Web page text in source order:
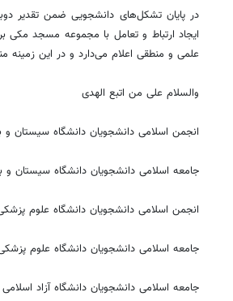
در پایان تشکل‌های دانشجویی ضمن تقدیر
ایجاد ارتباط و تعامل با مجموعه مسجد
علمی و منطقی اعلام می‌دارد و در این
والسلام علی من اتبع الهدی
انجمن اسلامی دانشجویان دانشگاه سیستان و
جامعه اسلامی دانشجویان دانشگاه سیستان و
انجمن اسلامی دانشجویان دانشگاه علوم
جامعه اسلامی دانشجویان دانشگاه علوم
جامعه اسلامی دانشجویان دانشگاه آزاد